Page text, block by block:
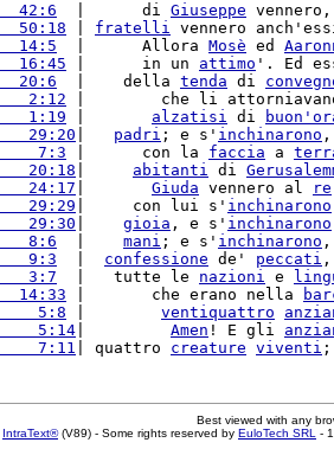
42:6
  |      di
Giuseppe
50:18 fratelli vennero
14:5
  |      Allora
Mosè ed
16:45 |      in un attimo '. Ed
20:6
  |    della
tenda di
2:12 |        che li
1:19 alzatisi di buon'
29:20 padri ; e s' inchinarono
7:3 |      con la faccia a
20:18 abitanti di
24:17 Giuda vennero al re
29:29 |     con lui s' inchinarono
29:30 gioia , e s' inchinarono
8:6 mani ; e s' inchinarono
9:3 confessione de' peccati
3:7
  |   tutte le
nazioni e
14:33 |       che erano nella
5:8 ventiquattro
5:14 Amen ! E gli
7:11 | quattro creature viventi
Best viewed with any
IntraText®(V89) - Some rights reserved by EuloTech SRL -